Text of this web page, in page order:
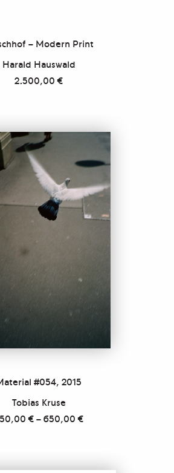
– Modern Print
Harald Hauswald
2.500,00€
#054, 2015
Tobias Kruse
€–650,00€